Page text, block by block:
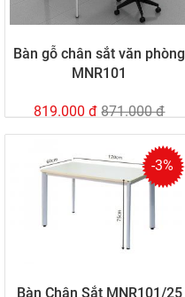
Bàn gỗ chân sắt văn phòng
MNR101
819.000 đ 871.000 đ
-3%
Bàn Chân Sắt MNR101/25